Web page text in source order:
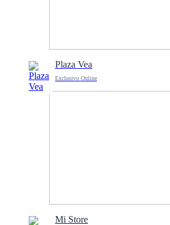
Plaza Vea
Exclusivo Online
Mi Store